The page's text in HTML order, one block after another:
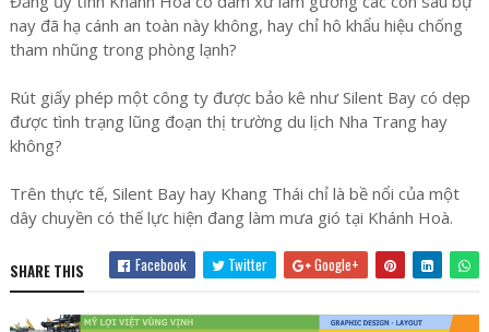
nay đã hạ cánh an toàn này không, hay chỉ hô khẩu hiệu chống
tham nhũng trong phòng lạnh?
Rút giấy phép một công ty được bảo kê như Silent Bay có dẹp
được tình trạng lũng đoạn thị trường du lịch Nha Trang hay
không?
Trên thực tế, Silent Bay hay Khang Thái chỉ là bề nổi của một
dây chuyền có thế lực hiện đang làm mưa gió tại Khánh Hoà.
SHARE THIS Facebook Twitter Google+